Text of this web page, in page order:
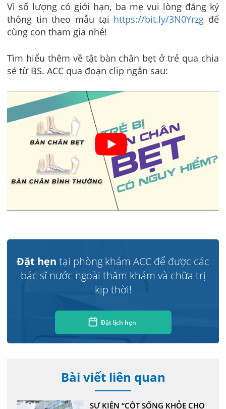
Vì số lượng có giới hạn, ba mẹ vui lòng đăng ký
thông tin theo mẫu tại https://bit.ly/3N0Yrzg để
cùng con tham gia nhé!
Tìm hiểu thêm về tật bàn chân bẹt ở trẻ qua chia
sẻ từ BS. ACC qua đoạn clip ngắn sau:
Đặt hẹn tại phòng khám ACC để được các
bác sĩ nước ngoài thăm khám và chữa trị
kịp thời!
Đặt lịch hẹn
Bài viết liên quan
SỰ KIỆN “CỘT SỐNG KHỎE CHO